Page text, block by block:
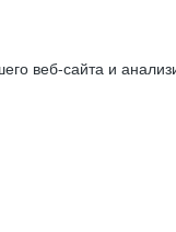
веб-сайта и